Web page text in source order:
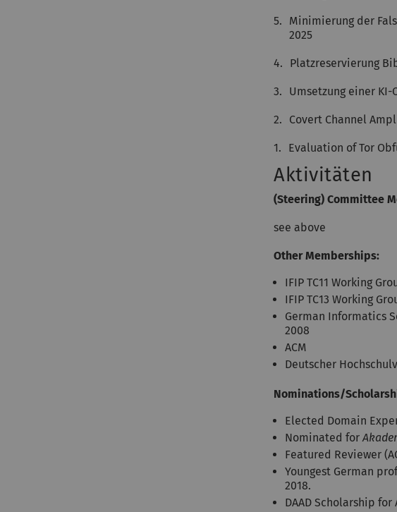
5.
Minimierung der
2025
4. Platzreservierung
3. Umsetzung einer
2. Covert Channel
1. Evaluation of Tor
Aktivitäten
(Steering) Committee
see above
Other Memberships:
IFIP TC11 Working
IFIP TC13 Working
German Informatics
2008
ACM
Deutscher
Nominations/
Elected Domain
Nominated for
Featured Reviewer
Youngest German
2018.
DAAD Scholarship for